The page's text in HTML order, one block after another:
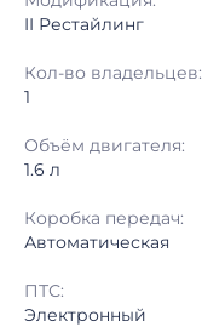
Шаг торгов:
Кол-во ставок:
II Рестайлинг
Кол-во владельцев:
1
Объём двигателя:
1.6 л
Коробка передач:
Автоматическая
ПТС:
Электронный